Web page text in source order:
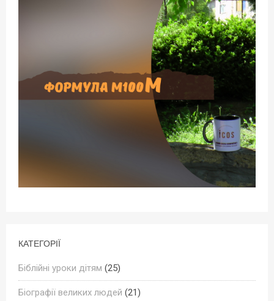
КАТЕГОРІЇ
Біблійні уроки дітям (25)
Біографії великих людей (21)